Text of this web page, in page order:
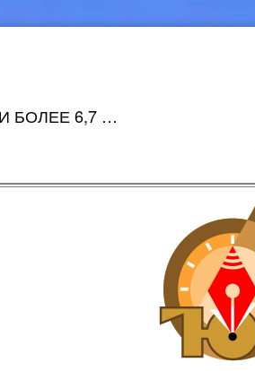
БОЛЕЕ 6,7 …